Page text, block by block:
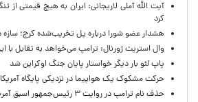
آیت الله آملی لاریجانی: ایران به هیچ قیمتی از
کرد
هشدار عضو شورا درباره پل تخریب‌شده کرج؛
وال‌ استریت ژورنال: ترامپ می‌خواهد به تقابل با
پاپ لئو بار دیگر خواستار پایان جنگ اوکراین شد
حرکت مشکوک یک هواپیما در نزدیکی پایگاه
حذف نام ترامپ در روایت ۳ رئیس‌جمهور اسبق آمریکا از تاریخ کشورشان